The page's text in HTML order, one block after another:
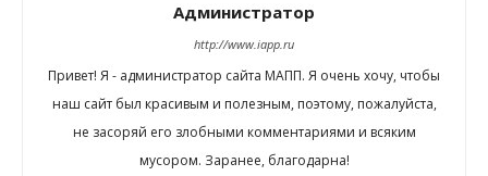
Администратор
http://www.iapp.ru
Привет! Я - администратор сайта МАПП. Я очень хочу, чтобы
наш сайт был красивым и полезным, поэтому, пожалуйста,
не засоряй его злобными комментариями и всяким
мусором. Заранее, благодарна!